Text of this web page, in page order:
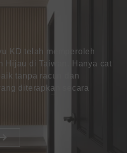
KD telah memperoleh
Hijau di Taiwan. Hanya cat
tanpa racun dan
diterapkan secara